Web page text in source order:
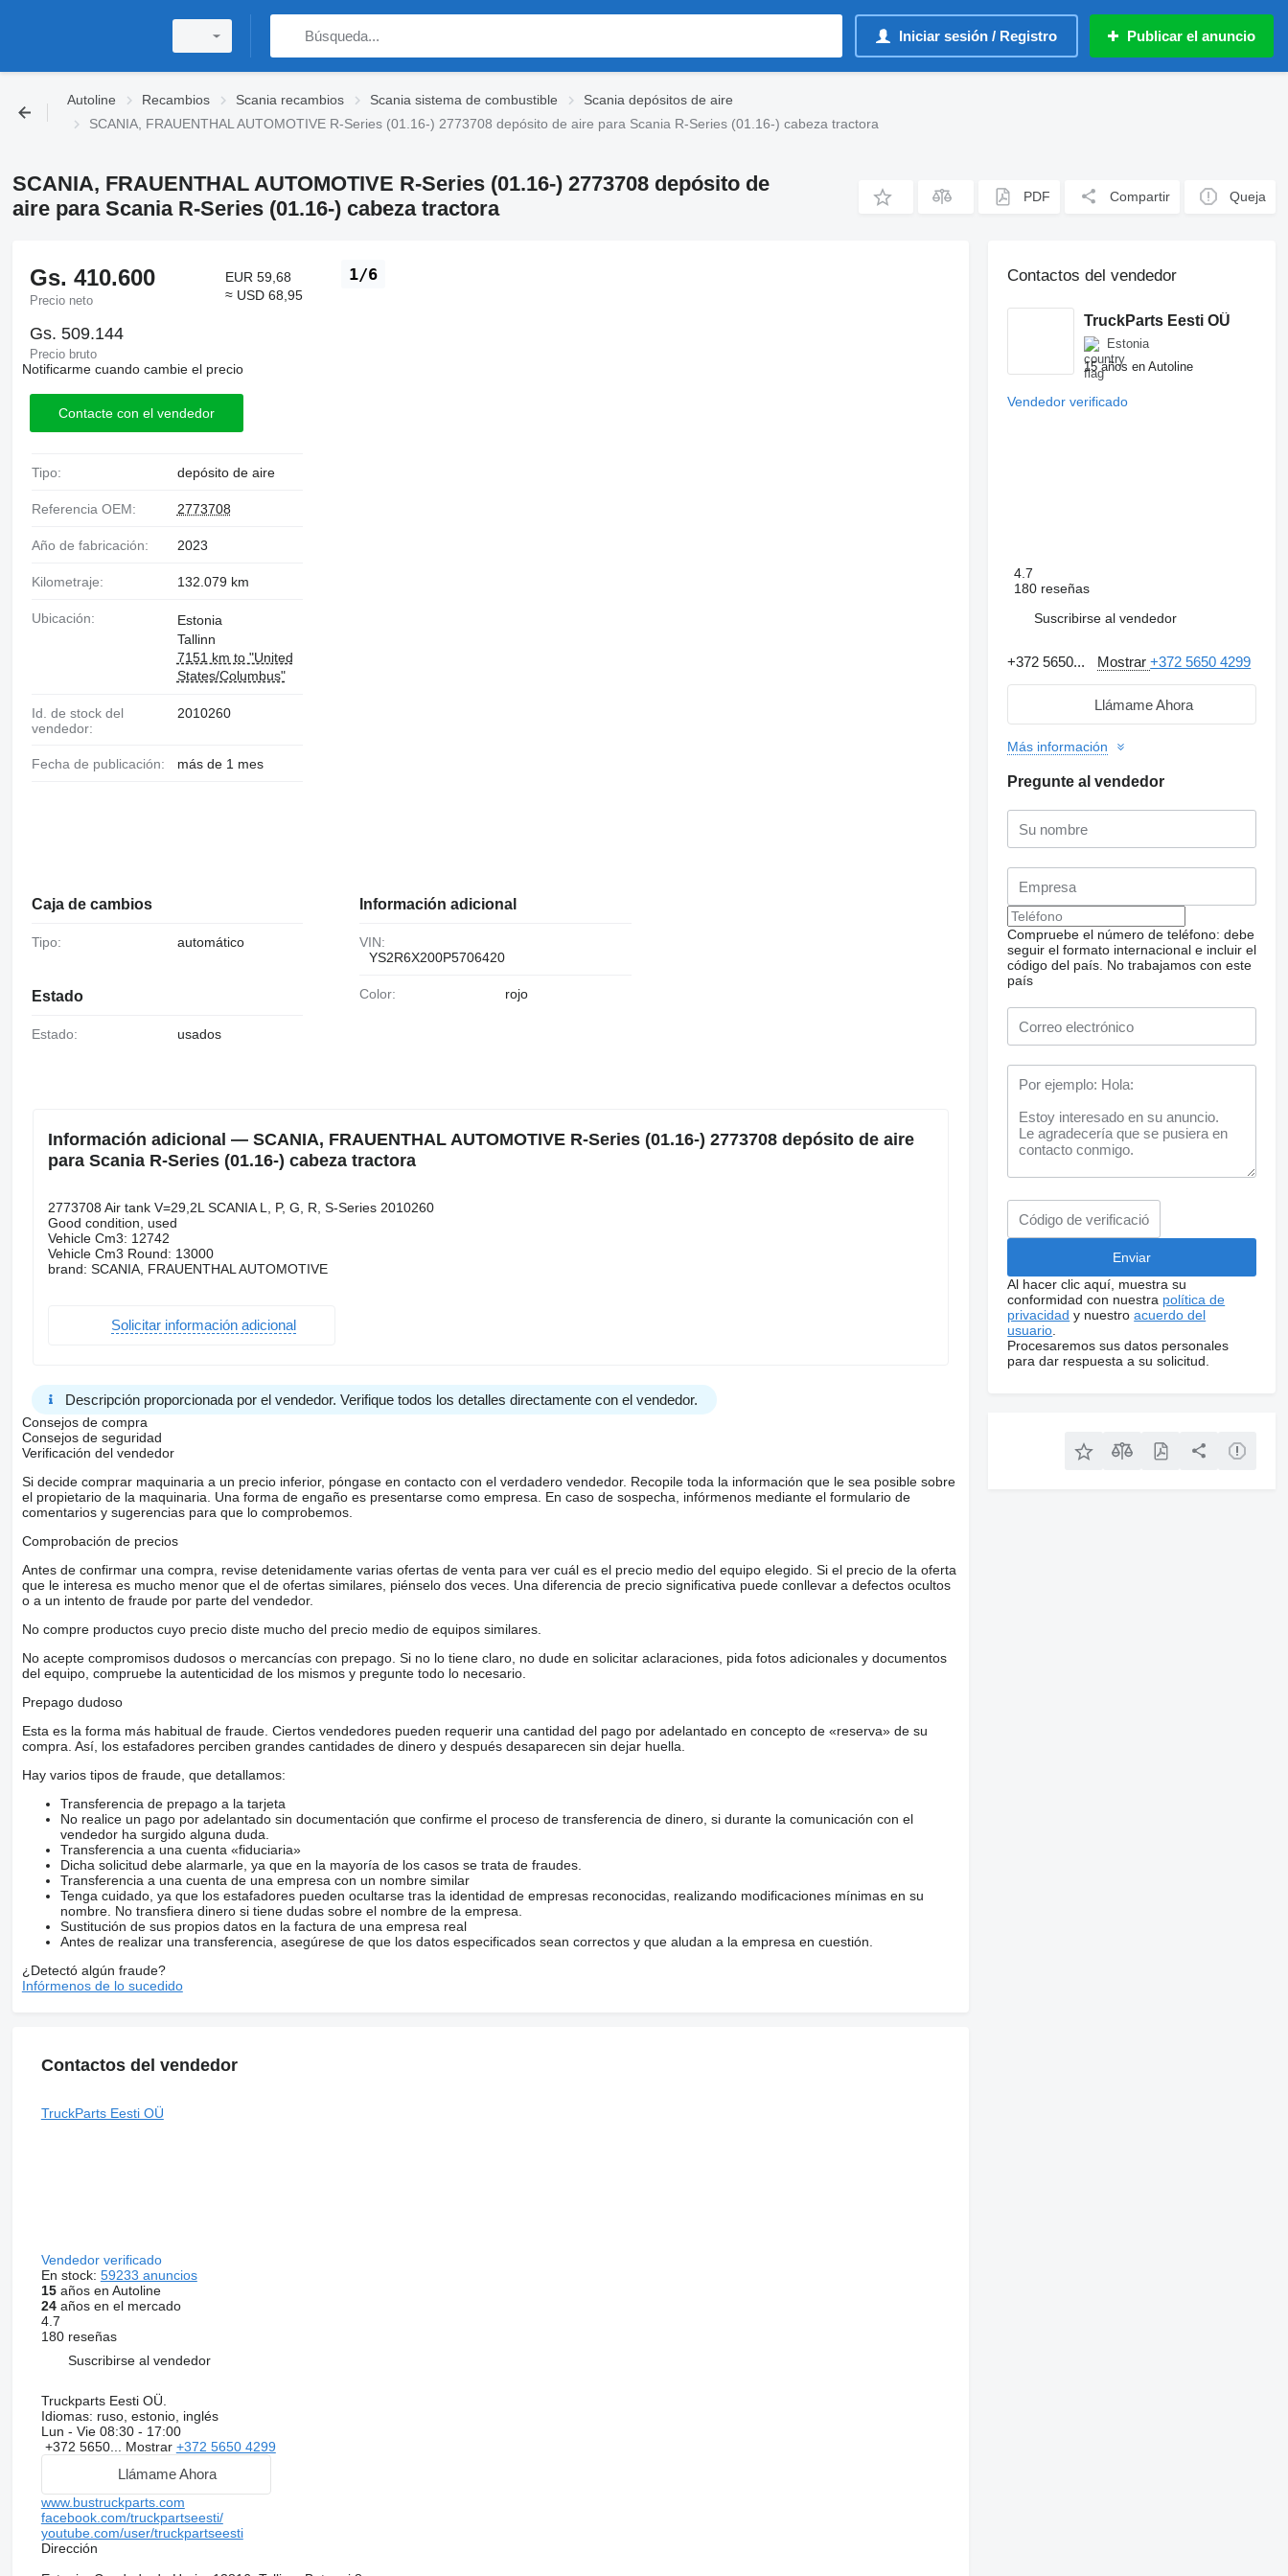
Iniciar sesión / Registro Publicar el anuncio
Autoline Recambios Scania recambios Scania sistema de combustible
Scania depósitos de aire
SCANIA, FRAUENTHAL AUTOMOTIVE R-Series (01.16-) 2773708 depósito de aire para Scania R-Series (01.16-) cabeza tractora
SCANIA, FRAUENTHAL AUTOMOTIVE R-Series (01.16-) 2773708 depósito de
aire para Scania R-Series (01.16-) cabeza tractora
PDF Compartir Queja
1/6
Gs. 410.600
Precio neto
EUR 59,68
≈ USD 68,95
Gs. 509.144
Precio bruto
Notificarme cuando cambie el precio
Contacte con el vendedor
Tipo: depósito de aire
Referencia OEM: 2773708
Año de fabricación: 2023
Kilometraje: 132.079 km
Ubicación:
Estonia
Tallinn
7151 km to "United
States/Columbus"
Id. de stock del
vendedor:
2010260
Fecha de publicación: más de 1 mes
Caja de cambios
Tipo: automático
Estado
Estado: usados
Información adicional
VIN:
YS2R6X200P5706420
Color: rojo
Información adicional — SCANIA, FRAUENTHAL AUTOMOTIVE R-Series (01.16-) 2773708 depósito de aire
para Scania R-Series (01.16-) cabeza tractora
2773708 Air tank V=29,2L SCANIA L, P, G, R, S-Series 2010260
Good condition, used
Vehicle Cm3: 12742
Vehicle Cm3 Round: 13000
brand: SCANIA, FRAUENTHAL AUTOMOTIVE
Solicitar información adicional
Descripción proporcionada por el vendedor. Verifique todos los detalles directamente con el vendedor.
Consejos de compra
Consejos de seguridad
Verificación del vendedor
Si decide comprar maquinaria a un precio inferior, póngase en contacto con el verdadero vendedor. Recopile toda la información que le sea posible sobre
el propietario de la maquinaria. Una forma de engaño es presentarse como empresa. En caso de sospecha, infórmenos mediante el formulario de
comentarios y sugerencias para que lo comprobemos.
Comprobación de precios
Antes de confirmar una compra, revise detenidamente varias ofertas de venta para ver cuál es el precio medio del equipo elegido. Si el precio de la oferta
que le interesa es mucho menor que el de ofertas similares, piénselo dos veces. Una diferencia de precio significativa puede conllevar a defectos ocultos
o a un intento de fraude por parte del vendedor.
No compre productos cuyo precio diste mucho del precio medio de equipos similares.
No acepte compromisos dudosos o mercancías con prepago. Si no lo tiene claro, no dude en solicitar aclaraciones, pida fotos adicionales y documentos
del equipo, compruebe la autenticidad de los mismos y pregunte todo lo necesario.
Prepago dudoso
Esta es la forma más habitual de fraude. Ciertos vendedores pueden requerir una cantidad del pago por adelantado en concepto de «reserva» de su
compra. Así, los estafadores perciben grandes cantidades de dinero y después desaparecen sin dejar huella.
Hay varios tipos de fraude, que detallamos:
Transferencia de prepago a la tarjeta
No realice un pago por adelantado sin documentación que confirme el proceso de transferencia de dinero, si durante la comunicación con el
vendedor ha surgido alguna duda.
Transferencia a una cuenta «fiduciaria»
Dicha solicitud debe alarmarle, ya que en la mayoría de los casos se trata de fraudes.
Transferencia a una cuenta de una empresa con un nombre similar
Tenga cuidado, ya que los estafadores pueden ocultarse tras la identidad de empresas reconocidas, realizando modificaciones mínimas en su
nombre. No transfiera dinero si tiene dudas sobre el nombre de la empresa.
Sustitución de sus propios datos en la factura de una empresa real
Antes de realizar una transferencia, asegúrese de que los datos especificados sean correctos y que aludan a la empresa en cuestión.
¿Detectó algún fraude?
Infórmenos de lo sucedido
Contactos del vendedor
TruckParts Eesti OÜ
Vendedor verificado
En stock: 59233 anuncios
15años en Autoline
24años en el mercado
4.7
180 reseñas
Suscribirse al vendedor
Truckparts Eesti OÜ.
Idiomas: ruso, estonio, inglés
Lun - Vie 08:30 - 17:00
+372 5650... Mostrar +372 5650 4299
Llámame Ahora
www.bustruckparts.com
facebook.com/truckpartseesti/
youtube.com/user/truckpartseesti
Dirección
Contactos del vendedor
TruckParts Eesti OÜ
Estonia
15 años en Autoline
Vendedor verificado
4.7
180 reseñas
Suscribirse al vendedor
+372 5650... Mostrar+372 5650 4299
Llámame Ahora
Más información
Pregunte al vendedor
Compruebe el número de teléfono: debe
seguir el formato internacional e incluir el
código del país. No trabajamos con este
país
Al hacer clic aquí, muestra su
conformidad con nuestra política de
privacidad y nuestroacuerdo del
usuario
Procesaremos sus datos personales
para dar respuesta a su solicitud.